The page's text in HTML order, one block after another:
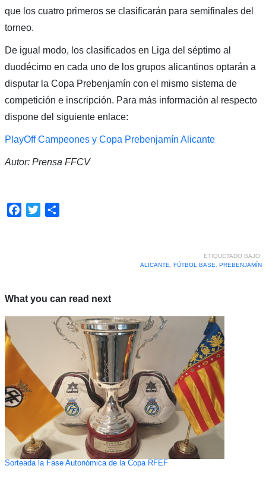
que los cuatro primeros se clasificarán para semifinales del
torneo.
De igual modo, los clasificados en Liga del séptimo al
duodécimo en cada uno de los grupos alicantinos optarán a
disputar la Copa Prebenjamín con el mismo sistema de
competición e inscripción. Para más información al respecto
dispone del siguiente enlace:
PlayOff Campeones y Copa Prebenjamín Alicante
Autor: Prensa FFCV
Facebook
Twitter
ETIQUETADO BAJO:
ALICANTE
FÚTBOL BASE PREBENJAMÍN
What you can read next
Sorteada la Fase Autonómica de la Copa RFEF